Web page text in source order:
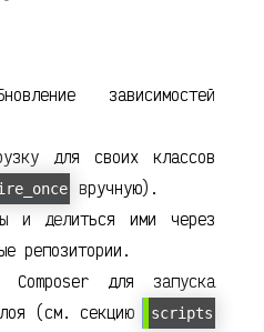
зависимостей
для своих классов
вручную).
и делиться ими через
репозитории.
Composer для запуска
(см. секцию
scripts